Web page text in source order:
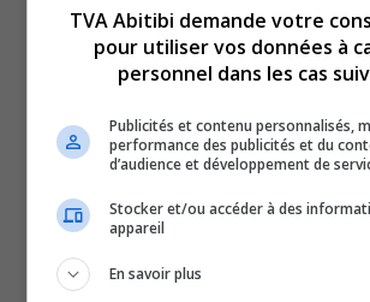
Au total, la Ville de Val-d’Or signale une
sinistrés.
Plusieurs commerçants rencontrés se
chanceux d’avoir évité le pire, comme
Allard, propriétaire de la Galerie du livre,
Notre journaliste, Zachary Desrosiers, a
quelques commerces, et même sur les
on sent cet élan de soutien de la
TVA Abitibi demande votre
pour utiliser vos données à
personnel dans les cas
Publicités et contenu personnalisés,
performance des publicités et du
d’audience et développement de
Stocker et/ou accéder à des
appareil
En savoir plus